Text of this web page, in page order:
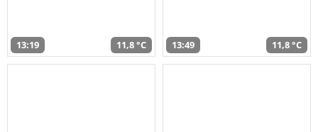
13:19 11,8 °C 13:49 11,8 °C